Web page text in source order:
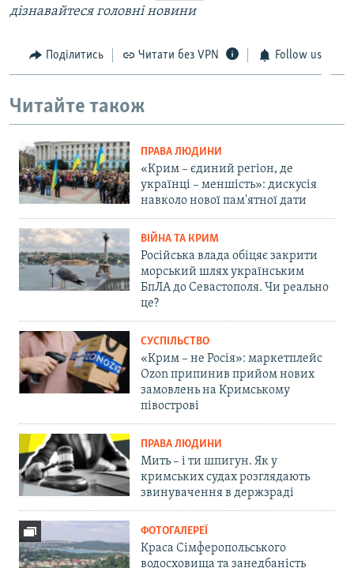
дізнавайтеся головні новини
Поділитись Читати без VPN Follow us
Читайте також
ПРАВА ЛЮДИНИ
«Крим – єдиний регіон, де
українці – меншість»: дискусія
навколо нової пам'ятної дати
ВІЙНА ТА КРИМ
Російська влада обіцяє закрити
морський шлях українським
БпЛА до Севастополя. Чи реально
це?
СУСПІЛЬСТВО
«Крим – не Росія»: маркетплейс
Ozon припинив прийом нових
замовлень на Кримському
півострові
ПРАВА ЛЮДИНИ
Мить – і ти шпигун. Як у
кримських судах розглядають
звинувачення в держзраді
ФОТОГАЛЕРЕЇ
Краса Сімферопольського
водосховища та занедбаність